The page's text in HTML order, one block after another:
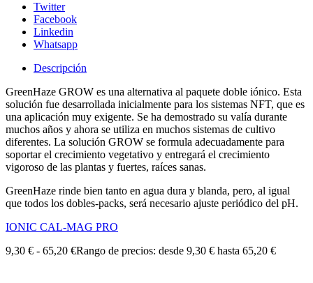
Twitter
Facebook
Linkedin
Whatsapp
Descripción
GreenHaze GROW es una alternativa al paquete doble iónico. Esta
solución fue desarrollada inicialmente para los sistemas NFT, que es
una aplicación muy exigente. Se ha demostrado su valía durante
muchos años y ahora se utiliza en muchos sistemas de cultivo
diferentes. La solución GROW se formula adecuadamente para
soportar el crecimiento vegetativo y entregará el crecimiento
vigoroso de las plantas y fuertes, raíces sanas.
GreenHaze rinde bien tanto en agua dura y blanda, pero, al igual
que todos los dobles-packs, será necesario ajuste periódico del pH.
IONIC CAL-MAG PRO
9,30 € - 65,20 €Rango de precios: desde 9,30 € hasta 65,20 €